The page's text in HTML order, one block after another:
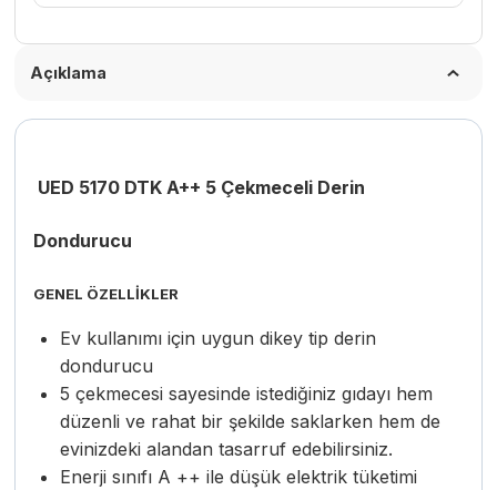
Açıklama
UED 5170 DTK A++ 5 Çekmeceli Derin
Dondurucu
GENEL ÖZELLİKLER
Ev kullanımı için uygun dikey tip derin
dondurucu
5 çekmecesi sayesinde istediğiniz gıdayı hem
düzenli ve rahat bir şekilde saklarken hem de
evinizdeki alandan tasarruf edebilirsiniz.
Enerji sınıfı A ++ ile düşük elektrik tüketimi